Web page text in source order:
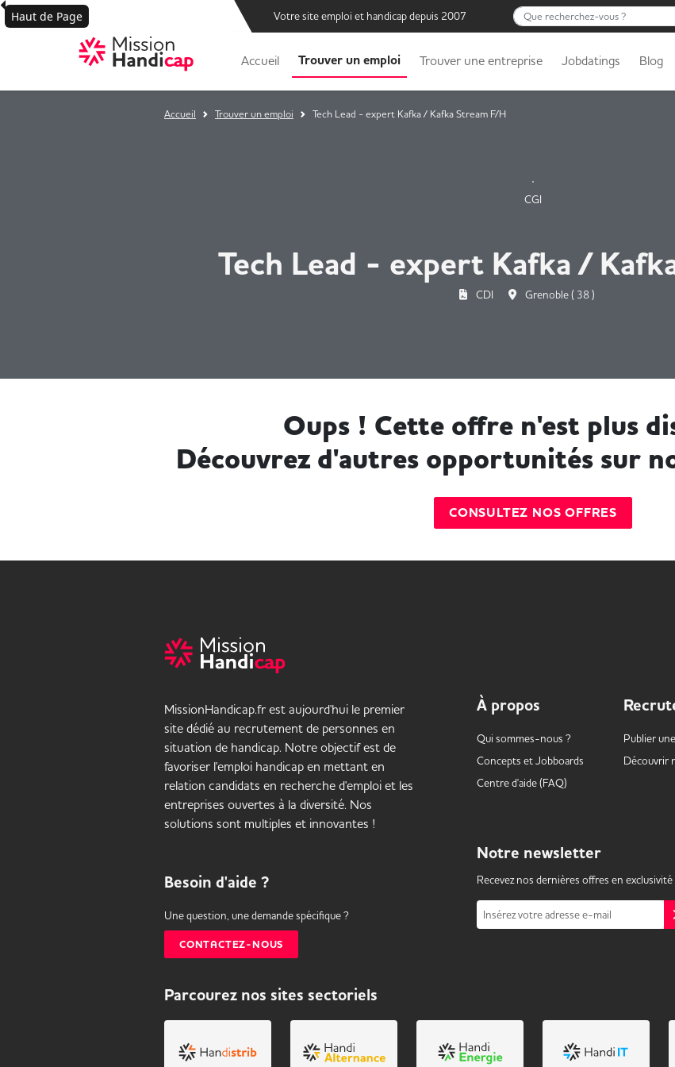
Votre site emploi et handicap depuis 2007 Que recherchez-vous ?
Accueil Trouver un emploi Trouver une entreprise Jobdatings Blog
Accueil Trouver un emploi Tech Lead - expert Kafka / Kafka Stream F/H
CGI
Tech Lead - expert Kafka /
CDI Grenoble ( 38 )
Oups ! Cette offre n'est plus
Découvrez d'autres opportunités sur
CONSULTEZ NOS OFFRES
MissionHandicap.fr est aujourd'hui le premier
site dédié au recrutement de personnes en
situation de handicap. Notre objectif est de
favoriser l'emploi handicap en mettant en
relation candidats en recherche d'emploi et les
entreprises ouvertes à la diversité. Nos
solutions sont multiples et innovantes !
Besoin d'aide ?
Une question, une demande spécifique ?
CONTACTEZ-NOUS
À propos
Qui sommes-nous ?
Concepts etJobboards
Centre d'aide (FAQ)
Publier
Découvrir
Notre newsletter
Recevez nos dernières offres en exclusivité
Insérez votre adresse e-mail
Parcourez nos sites sectoriels
Haut de Page